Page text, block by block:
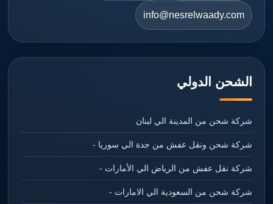
info@nesrelwaady.com
الشحن الدولي
شركة شحن من المدينة الي لبنان
شركة شحن ونقل عفش من جدة الي سوريا -
شركة نقل عفش من الرياض الي الأمارات -
شركة شحن من السعودية الي الامارات -